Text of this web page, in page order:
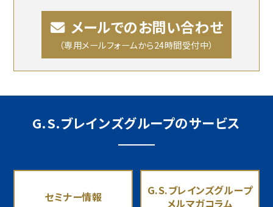
メールでのお問い合わせ
（専用メールフォームから24時間受付中）
G.S.ブレインズグループのサービス
セミナー情報
G.S.ブレインズグループ
メルマガコラム